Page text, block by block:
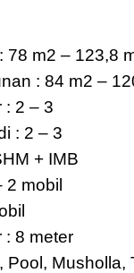
78 m2 – 123,8
: 84 m2 –
: 2 – 3
: 2 – 3
+ IMB
2 mobil
: 8 meter
Pool, Musholla,